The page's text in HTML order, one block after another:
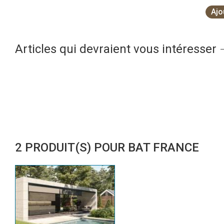
Articles qui devraient vous intéresser
2 PRODUIT(S) POUR BAT FRANCE